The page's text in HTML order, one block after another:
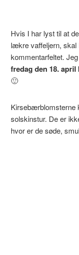
Hvis I har lyst til at
lækre vaffeljern, skal
kommentarfeltet.
fredag den 18. april
🙂
Kirsebærblomsterne
solskinstur. De er
hvor er de søde,